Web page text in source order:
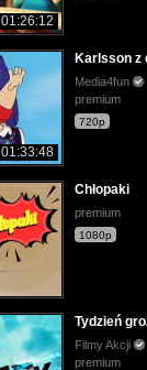
01:26:12
01:33:48
Karlsson z
Media4fun
premium
720p
Chłopaki
premium
1080p
Tydzień
Filmy Akcji
premium